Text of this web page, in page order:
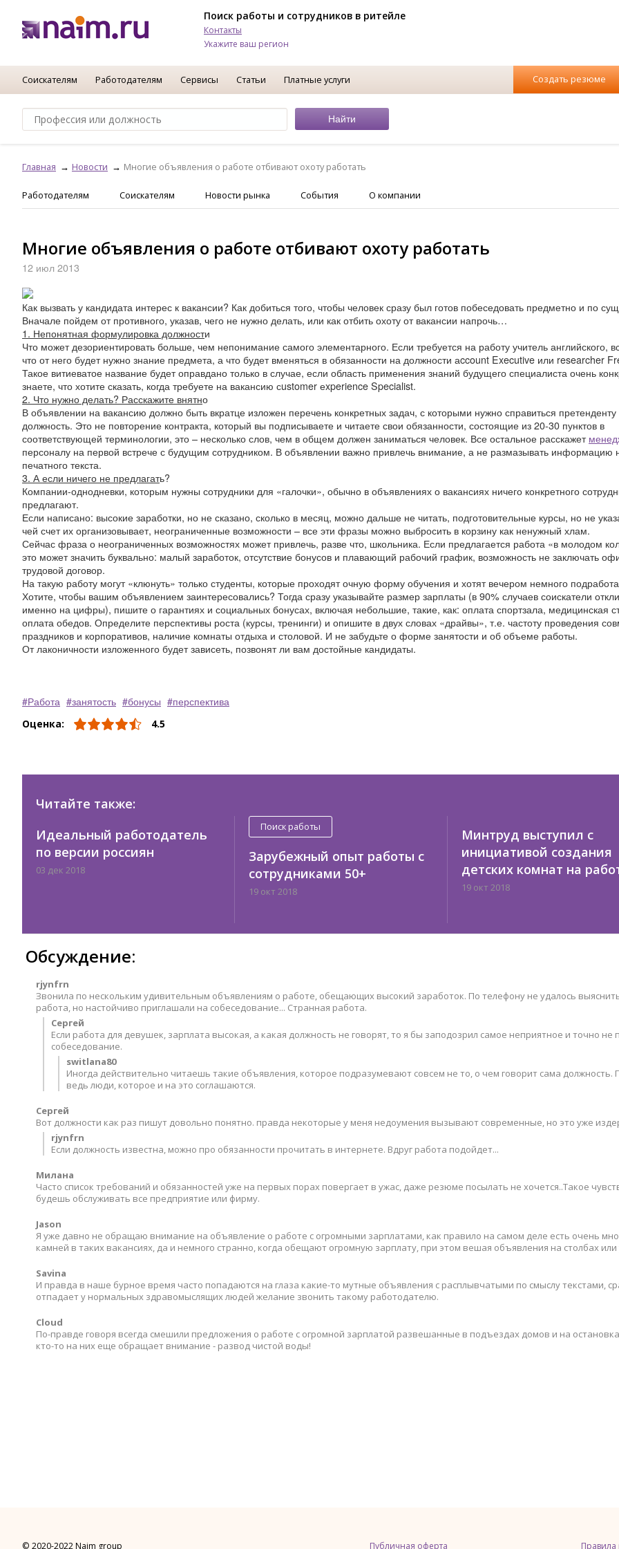
Поиск работы и сотрудников в ритейле
Контакты
Укажите ваш регион
Соискателям Работодателям Сервисы Статьи Платные услуги Создать резюме
Главная Новости Многие объявления о работе отбивают охоту работать
Работодателям Соискателям Новости рынка События О компании
Многие объявления о работе отбивают охоту работать
12 июл 2013
Как вызвать у кандидата интерес к вакансии? Как добиться того, чтобы человек сразу был готов побеседовать предметно и по
Вначале пойдем от противного, указав, чего не нужно делать, или как отбить охоту от вакансии напрочь…
1. Непонятная формулировка должности
Что может дезориентировать больше, чем непонимание самого элементарного. Если требуется на работу учитель английского,
что от него будет нужно знание предмета, а что будет вменяться в обязанности на должности аccount Executive или researcher
Такое витиеватое название будет оправдано только в случае, если область применения знаний будущего специалиста очень
знаете, что хотите сказать, когда требуете на вакансию сustomer еxperience Specialist.
2. Что нужно делать? Расскажите внятно
В объявлении на вакансию должно быть вкратце изложен перечень конкретных задач, с которыми нужно справиться
должность. Это не повторение контракта, который вы подписываете и читаете свои обязанности, состоящие из 20-30 пунктов в
соответствующей терминологии, это – несколько слов, чем в общем должен заниматься человек. Все остальное расскажет
персоналу на первой встрече с будущим сотрудником. В объявлении важно привлечь внимание, а не размазывать информацию
печатного текста.
3. А если ничего не предлагать?
Компании-однодневки, которым нужны сотрудники для «галочки», обычно в объявлениях о вакансиях ничего конкретного
предлагают.
Если написано: высокие заработки, но не сказано, сколько в месяц, можно дальше не читать, подготовительные курсы, но не
чей счет их организовывает, неограниченные возможности – все эти фразы можно выбросить в корзину как ненужный хлам.
Сейчас фраза о неограниченных возможностях может привлечь, разве что, школьника. Если предлагается работа «в молодом
это может значить буквально: малый заработок, отсутствие бонусов и плавающий рабочий график, возможность не заключать
трудовой договор.
На такую работу могут «клюнуть» только студенты, которые проходят очную форму обучения и хотят вечером немного
Хотите, чтобы вашим объявлением заинтересовались? Тогда сразу указывайте размер зарплаты (в 90% случаев соискатели
именно на цифры), пишите о гарантиях и социальных бонусах, включая небольшие, такие, как: оплата спортзала, медицинская
оплата обедов. Определите перспективы роста (курсы, тренинги) и опишите в двух словах «драйвы», т.е. частоту проведения
праздников и корпоративов, наличие комнаты отдыха и столовой. И не забудьте о форме занятости и об объеме работы.
От лаконичности изложенного будет зависеть, позвонят ли вам достойные кандидаты.
Работа занятость бонусы перспектива
Оценка: 4.5
Читайте также:
Идеальный работодатель
по версии россиян
03 дек 2018
Поиск работы
Зарубежный опыт работы с
сотрудниками 50+
19 окт 2018
Минтруд выступил с
инициативой создания
детских комнат на
19 окт 2018
Обсуждение:
rjynfrn
Звонила по нескольким удивительным объявлениям о работе, обещающих высокий заработок. По телефону не удалось
работа, но настойчиво приглашали на собеседование... Странная работа.
Сергей
Если работа для девушек, зарплата высокая, а какая должность не говорят, то я бы заподозрил самое неприятное и точно не
собеседование.
switlana80
Иногда действительно читаешь такие объявления, которое подразумевают совсем не то, о чем говорит сама должность.
ведь люди, которое и на это соглашаются.
Сергей
Вот должности как раз пишут довольно понятно. правда некоторые у меня недоумения вызывают современные, но это уже
rjynfrn
Если должность известна, можно про обязанности прочитать в интернете. Вдруг работа подойдет...
Милана
Часто список требований и обязанностей уже на первых порах повергает в ужас, даже резюме посылать не хочется..Такое
будешь обслуживать все предприятие или фирму.
Jason
Я уже давно не обращаю внимание на объявление о работе с огромными зарплатами, как правило на самом деле есть очень
камней в таких вакансиях, да и немного странно, когда обещают огромную зарплату, при этом вешая объявления на столбах
Savina
И правда в наше бурное время часто попадаются на глаза какие-то мутные объявления с расплывчатыми по смыслу текстами,
отпадает у нормальных здравомыслящих людей желание звонить такому работодателю.
Cloud
По-правде говоря всегда смешили предложения о работе с огромной зарплатой развешанные в подъездах домов и на
кто-то на них еще обращает внимание - развод чистой воды!
© 2020-2022 Naim group Публичная оферта Правила